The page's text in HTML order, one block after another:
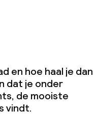
en hoe haal je dan
dat je onder
de mooiste
vindt.